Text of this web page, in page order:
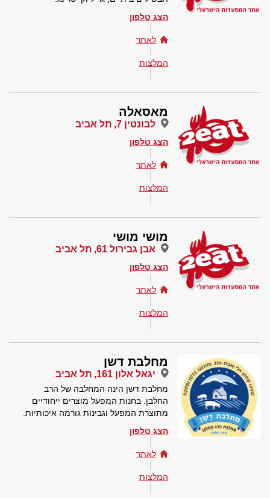
הצג טלפון
לאתר
המלצות
מאסאלה
לבונטין 7, תל אביב
הצג טלפון
לאתר
המלצות
מושי מושי
אבן גבירול 61, תל אביב
הצג טלפון
לאתר
המלצות
מחלבת דשן
יגאל אלון 161, תל אביב
מחלבת דשן הינה המחלבה של הרב
החלבן. בחנות המפעל מוצרים ייחודיים
מתוצרת המפעל וגבינות גורמה איכותיות.
הצג טלפון
לאתר
המלצות